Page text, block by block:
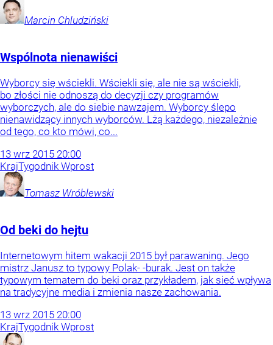
Marcin Chludziński
Wspólnota nienawiści
Wyborcy się wściekli. Wściekli się, ale nie są wściekli,
bo złości nie odnoszą do decyzji czy programów
wyborczych, ale do siebie nawzajem. Wyborcy ślepo
nienawidzący innych wyborców. Lżą każdego, niezależnie
od tego, co kto mówi, co...
13 wrz 2015 20:00
KrajTygodnik Wprost
Tomasz Wróblewski
Od beki do hejtu
Internetowym hitem wakacji 2015 był parawaning. Jego
mistrz Janusz to typowy Polak- -burak. Jest on także
typowym tematem do beki oraz przykładem, jak sieć wpływa
na tradycyjne media i zmienia nasze zachowania.
13 wrz 2015 20:00
KrajTygodnik Wprost